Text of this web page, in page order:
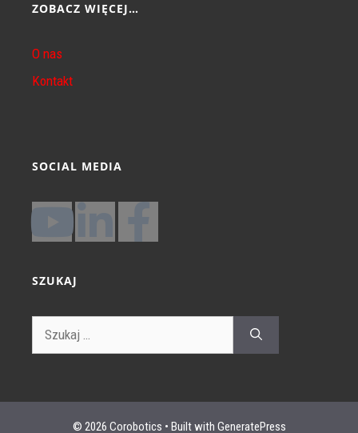
ZOBACZ WIĘCEJ…
O nas
Kontakt
SOCIAL MEDIA
SZUKAJ
© 2026 Corobotics • Built with GeneratePress